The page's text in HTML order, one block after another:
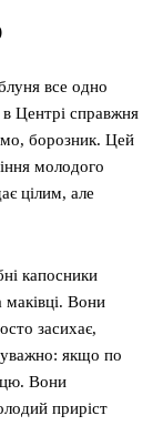
все одно
Центрі справжня
борозник. Цей
молодого
цілим, але
капосники
маківці. Вони
засихає,
якщо по
Вони
приріст